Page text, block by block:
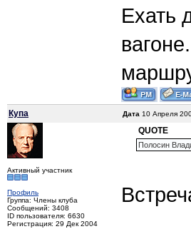
Ехать
Купа Дата 10 Апреля
Активный участник
Профиль
Группа: Члены клуба
Сообщений: 3408
ID пользователя: 6630
Регистрация: 29 Дек 2004
QUOTE
Полосин